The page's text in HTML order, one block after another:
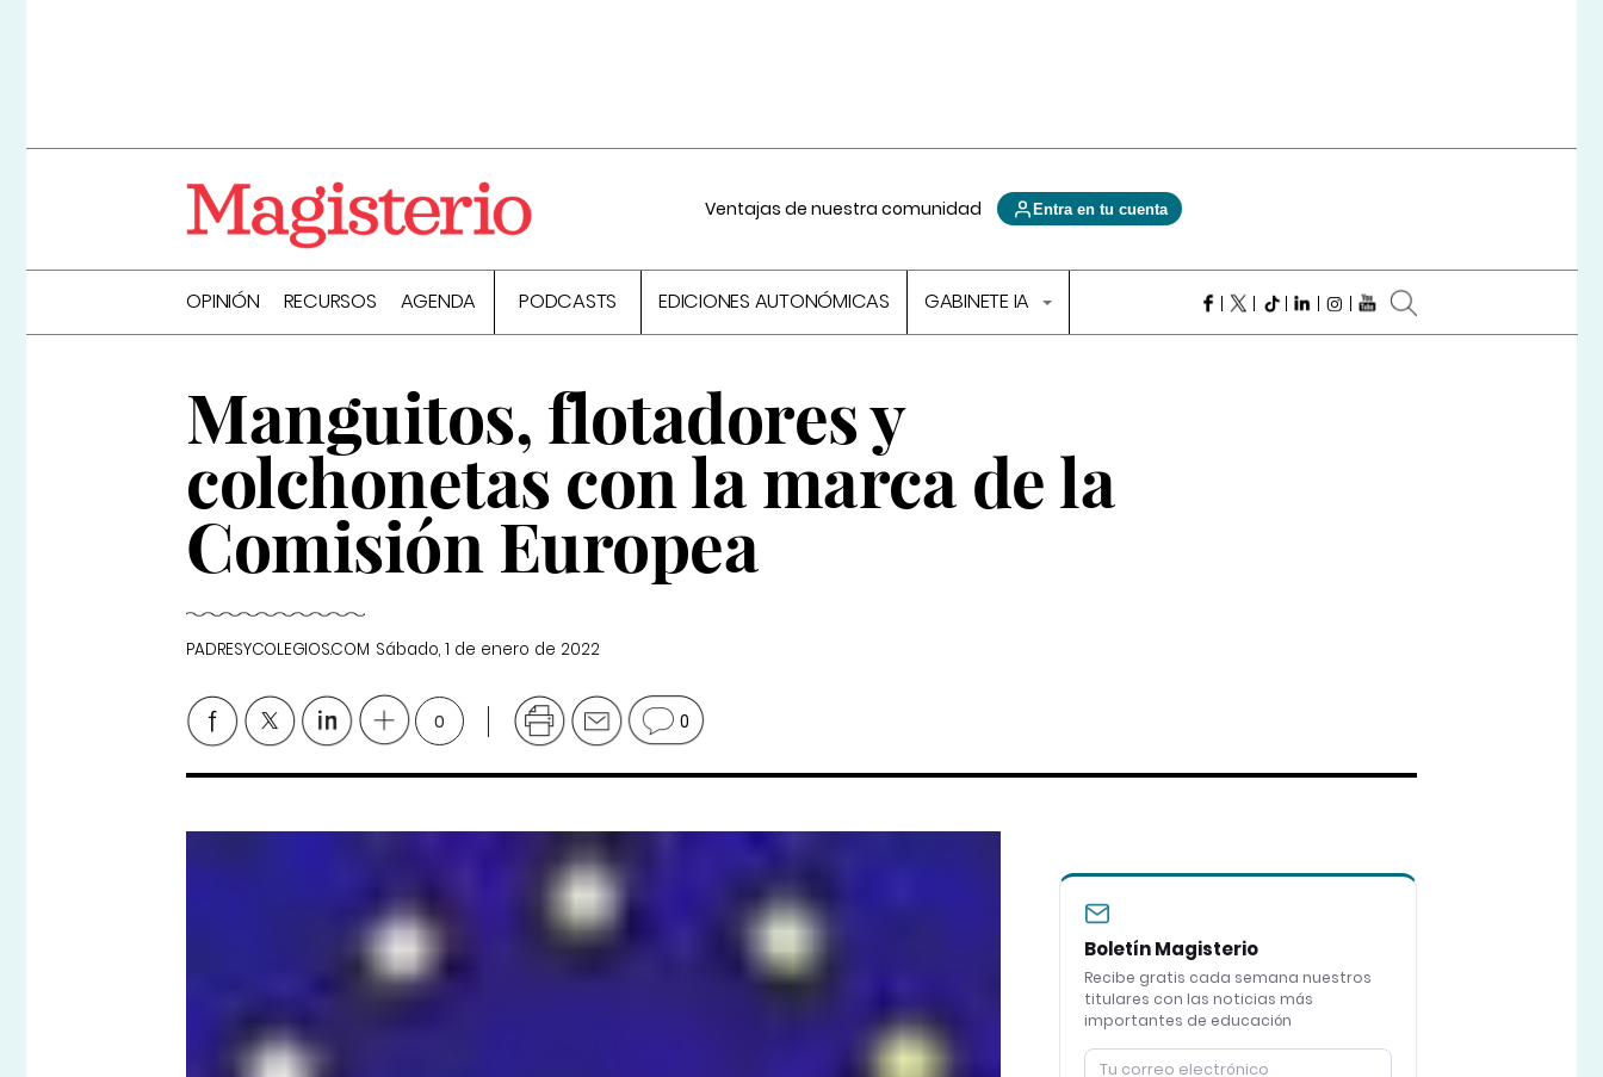
Ventajas de nuestra comunidad Entra en tu cuenta
OPINIÓN RECURSOS AGENDA PODCASTS EDICIONES AUTONÓMICAS GABINETE IA
Manguitos, flotadores y
colchonetas con la marca de la
Comisión Europea
PADRESYCOLEGIOS.COM Sábado, 1 de enero de 2022
0 0
Boletín Magisterio
Recibe gratis cada semana nuestros
titulares con las noticias más
importantes de educación